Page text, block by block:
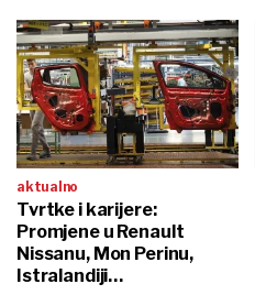
aktualno
Tvrtke i karijere:
Promjene u Renault
Nissanu, Mon Perinu,
Istralandiji…